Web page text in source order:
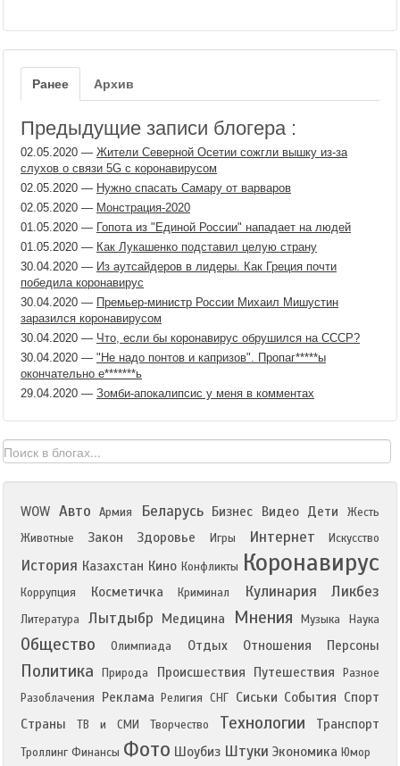
Ранее Архив
Предыдущие записи блогера :
02.05.2020 — Жители Северной Осетии сожгли вышку из-за
слухов о связи 5G с коронавирусом
02.05.2020 — Нужно спасать Самару от варваров
02.05.2020 — Монстрация-2020
01.05.2020 — Гопота из "Единой России" нападает на людей
01.05.2020 — Как Лукашенко подставил целую страну
30.04.2020 — Из аутсайдеров в лидеры. Как Греция почти
победила коронавирус
30.04.2020 — Премьер-министр России Михаил Мишустин
заразился коронавирусом
30.04.2020 — Что, если бы коронавирус обрушился на СССР?
30.04.2020 — "Не надо понтов и капризов". Пропаг​*****ы
окончательно е*******ь
29.04.2020 — Зомби-апокалипсис у меня в комментах
WOW Авто Армия Беларусь Бизнес Видео Дети
Жесть
Животные
Закон Здоровье Игры Интернет Искусство
История Казахстан Кино Конфликты Коронавирус
Коррупция Косметичка Криминал Кулинария Ликбез
Литература Лытдыбр Медицина Мнения Музыка Наука
Общество Олимпиада Отдых Отношения Персоны
Политика Природа Происшествия Путешествия
Разное
Разоблачения
Реклама Религия СНГ Сиськи События Спорт
Страны
ТВ и СМИ Творчество Технологии Транспорт
Троллинг Финансы Фото Шоубиз Штуки Экономика Юмор